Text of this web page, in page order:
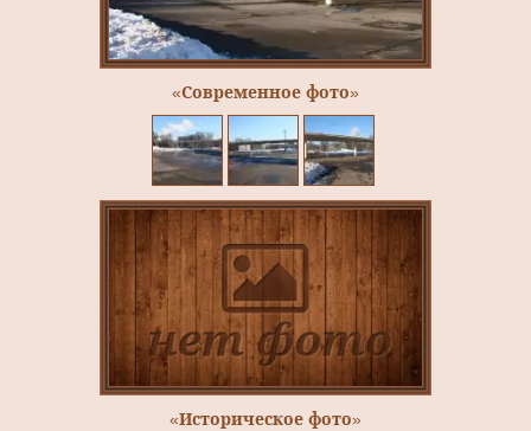
«Современное фото»
«Историческое фото»